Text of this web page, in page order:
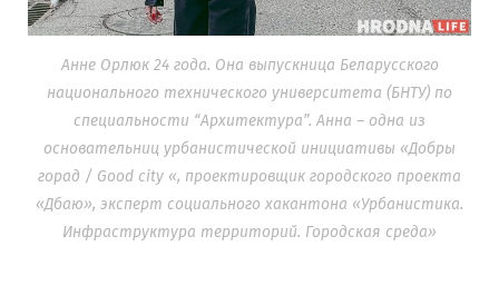
Анне Орлюк 24 года. Она выпускница Беларусского
национального технического университета (БНТУ) по
специальности “Архитектура”. Анна – одна из
основательниц урбанистической инициативы «Добры
горад / Good city «, проектировщик городского проекта
«Дбаю», эксперт социального хакантона «Урбанистика.
Инфраструктура территорий. Городская среда»